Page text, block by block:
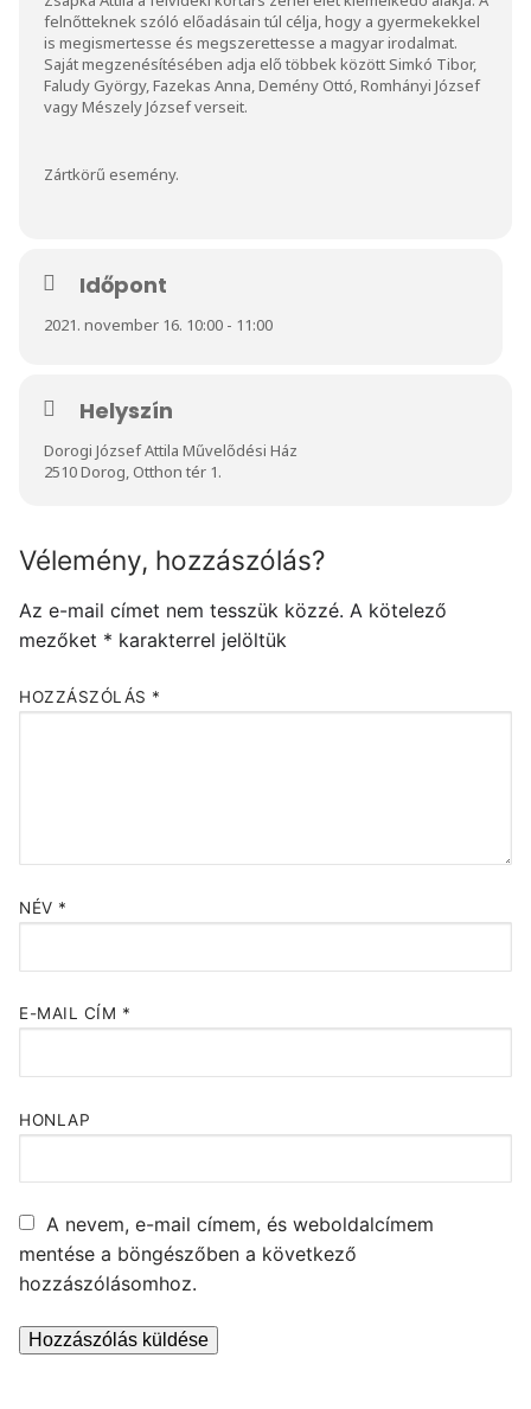
felnőtteknek szóló előadásain túl célja, hogy a gyermekekkel
is megismertesse és megszerettesse a magyar irodalmat.
Saját megzenésítésében adja elő többek között Simkó Tibor,
Faludy György, Fazekas Anna, Demény Ottó, Romhányi József
vagy Mészely József verseit.
Zártkörű esemény.
Időpont
2021. november 16. 10:00 - 11:00
Helyszín
Dorogi József Attila Művelődési Ház
2510 Dorog, Otthon tér 1.
Vélemény, hozzászólás?
Az e-mail címet nem tesszük közzé. A kötelező
mezőket * karakterrel jelöltük
HOZZÁSZÓLÁS *
NÉV *
E-MAIL CÍM *
HONLAP
A nevem, e-mail címem, és weboldalcímem
mentése a böngészőben a következő
hozzászólásomhoz.